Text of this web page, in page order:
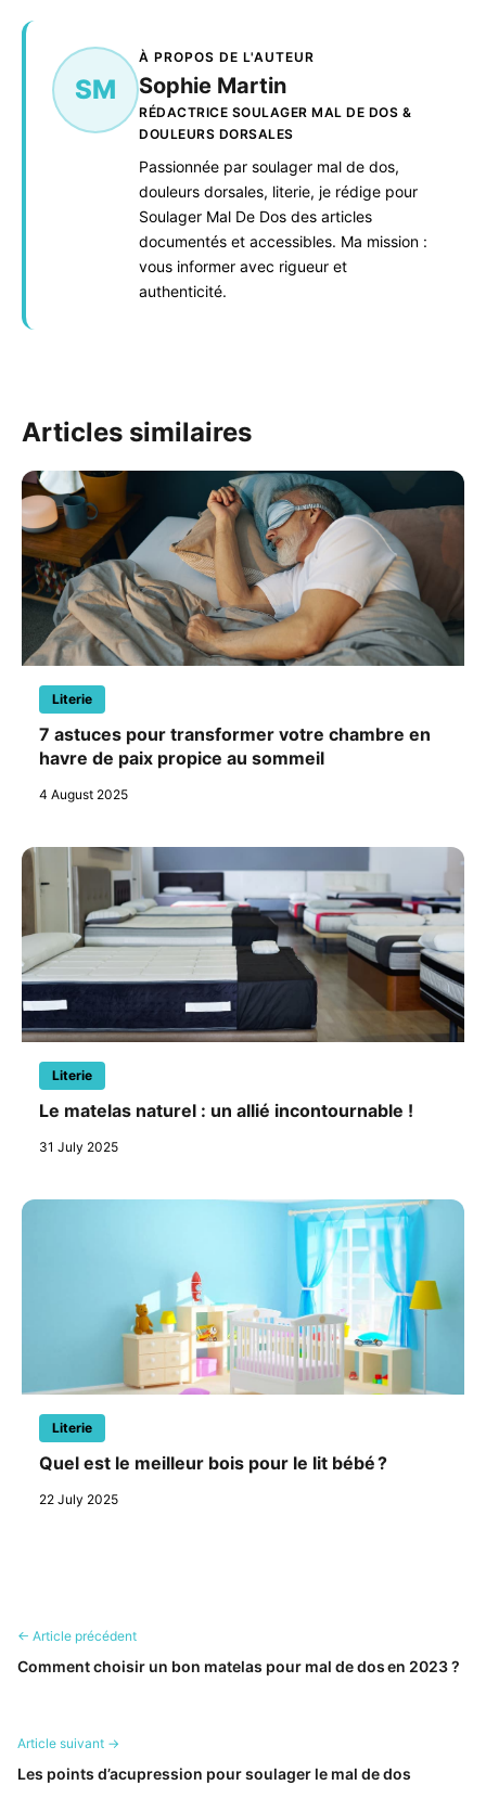
SM
À PROPOS DE L'AUTEUR
Sophie Martin
RÉDACTRICE SOULAGER MAL DE DOS &
DOULEURS DORSALES
Passionnée par soulager mal de dos,
douleurs dorsales, literie, je rédige pour
Soulager Mal De Dos des articles
documentés et accessibles. Ma mission :
vous informer avec rigueur et
authenticité.
Articles similaires
Literie
7 astuces pour transformer votre chambre en
havre de paix propice au sommeil
4 August 2025
Literie
Le matelas naturel : un allié incontournable !
31 July 2025
Literie
Quel est le meilleur bois pour le lit bébé ?
22 July 2025
← Article précédent
Comment choisir un bon matelas pour mal de dos en 2023 ?
Article suivant →
Les points d’acupression pour soulager le mal de dos